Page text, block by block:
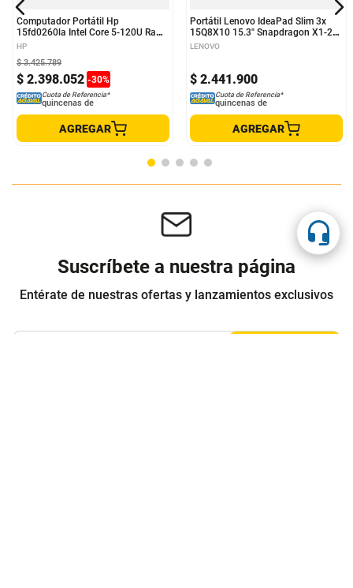
Computador Portátil Hp
15fd0260la Intel Core 5-120U Ram
16GB - 512GB FHD + Mouse Hp
HP
$ 2.398.052 -30%
$ 3.425.789
Cuota de Referencia*
quincenas de
AGREGAR
Portátil Lenovo IdeaPad Slim 3x
15Q8X10 15.3" Snapdragon X1-26-
100 16 GB RAM 512 GB SSD
LENOVO
$ 2.441.900
Cuota de Referencia*
quincenas de
AGREGAR
Suscríbete a nuestra página
Entérate de nuestras ofertas y lanzamientos exclusivos